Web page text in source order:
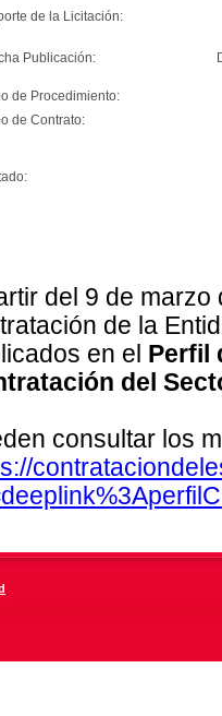
de la Licitación:
Publicación:
de Procedimiento:
de Contrato:
del 9 de
de la
en el Perfil
del
consultar los